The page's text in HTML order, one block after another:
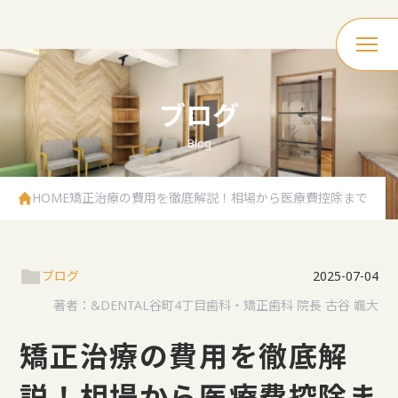
ブログ
Blog
HOME矯正治療の費用を徹底解説！相場から医療費控除まで
ブログ
2025-07-04
著者： &DENTAL谷町4丁目歯科・矯正歯科 院長 古谷 颯大
矯正治療の費用を徹底解